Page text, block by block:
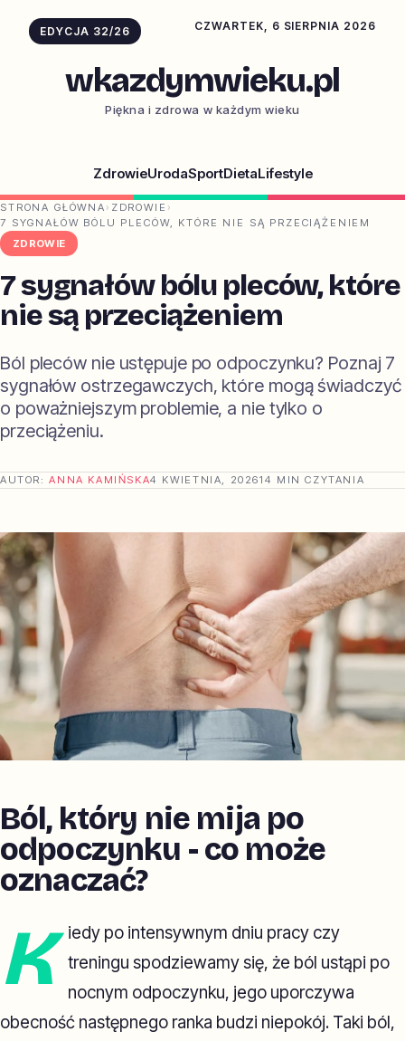
EDYCJA 32/26 CZWARTEK, 6 SIERPNIA 2026
wkazdymwieku.pl
Piękna i zdrowa w każdym wieku
ZdrowieUrodaSportDietaLifestyle
STRONA GŁÓWNA › ZDROWIE ›
7 SYGNAŁÓW BÓLU PLECÓW, KTÓRE NIE SĄ PRZECIĄŻENIEM
ZDROWIE
7 sygnałów bólu pleców, które
nie są przeciążeniem
Ból pleców nie ustępuje po odpoczynku? Poznaj 7
sygnałów ostrzegawczych, które mogą świadczyć
o poważniejszym problemie, a nie tylko o
przeciążeniu.
AUTOR:ANNA KAMIŃSKA4 KWIETNIA, 202614 MIN CZYTANIA
Ból, który nie mija po
odpoczynku - co może
oznaczać?
K
iedy po intensywnym dniu pracy czy
treningu spodziewamy się, że ból ustąpi po
nocnym odpoczynku, jego uporczywa
obecność następnego ranka budzi niepokój. Taki ból,